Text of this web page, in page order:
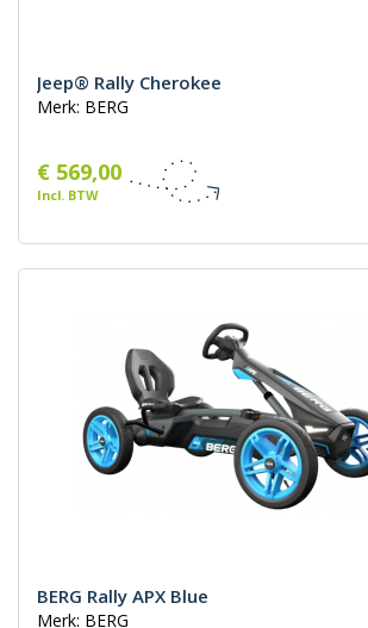
Jeep® Rally Cherokee
Merk: BERG
€ 569,00
Incl. BTW
BERG Rally APX Blue
Merk: BERG